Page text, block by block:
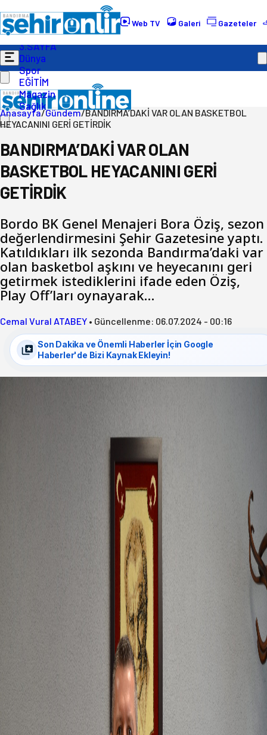
Web TV Galeri Gazeteler
Gündem
Ekonomi
Politika
3.SAYFA
Dünya
Spor
EĞİTİM
Magazin
Sağlık
Anasayfa/Gündem/BANDIRMA’DAKİ VAR OLAN BASKETBOL
HEYACANINI GERİ GETİRDİK
BANDIRMA’DAKİ VAR OLAN
BASKETBOL HEYACANINI GERİ
GETİRDİK
Bordo BK Genel Menajeri Bora Öziş, sezon
değerlendirmesini Şehir Gazetesine yaptı.
Katıldıkları ilk sezonda Bandırma’daki var
olan basketbol aşkını ve heyecanını geri
getirmek istediklerini ifade eden Öziş,
Play Off’ları oynayarak…
Cemal Vural ATABEY • Güncellenme: 06.07.2024 - 00:16
Son Dakika ve Önemli Haberler İçin Google
Haberler'de Bizi Kaynak Ekleyin!